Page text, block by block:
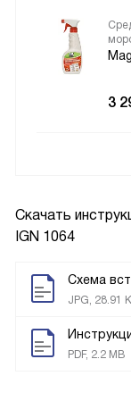
Скачать
IGN 1064
Схема
JPG, 28.91
PDF, 2.2 MB
3